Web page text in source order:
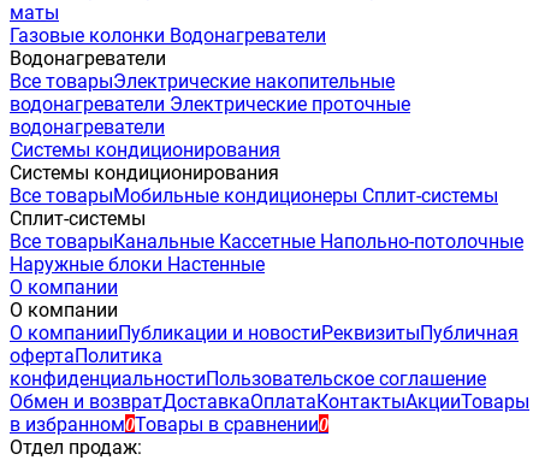
маты
Газовые колонки Водонагреватели
Водонагреватели
Все товарыЭлектрические накопительные
водонагреватели Электрические проточные
водонагреватели
Системы кондиционирования
Системы кондиционирования
Все товарыМобильные кондиционеры Сплит-системы
Сплит-системы
Все товарыКанальные Кассетные Напольно-потолочные
Наружные блоки Настенные
О компании
О компании
О компанииПубликации и новостиРеквизитыПубличная
офертаПолитика
конфиденциальностиПользовательское соглашение
Обмен и возвратДоставкаОплатаКонтактыАкцииТовары
в избранном0Товары в сравнении0
Отдел продаж: